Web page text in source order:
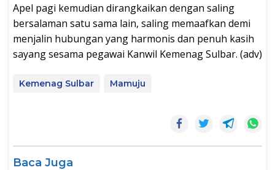
Apel pagi kemudian dirangkaikan dengan saling
bersalaman satu sama lain, saling memaafkan demi
menjalin hubungan yang harmonis dan penuh kasih
sayang sesama pegawai Kanwil Kemenag Sulbar. (adv)
Kemenag Sulbar Mamuju
Baca Juga